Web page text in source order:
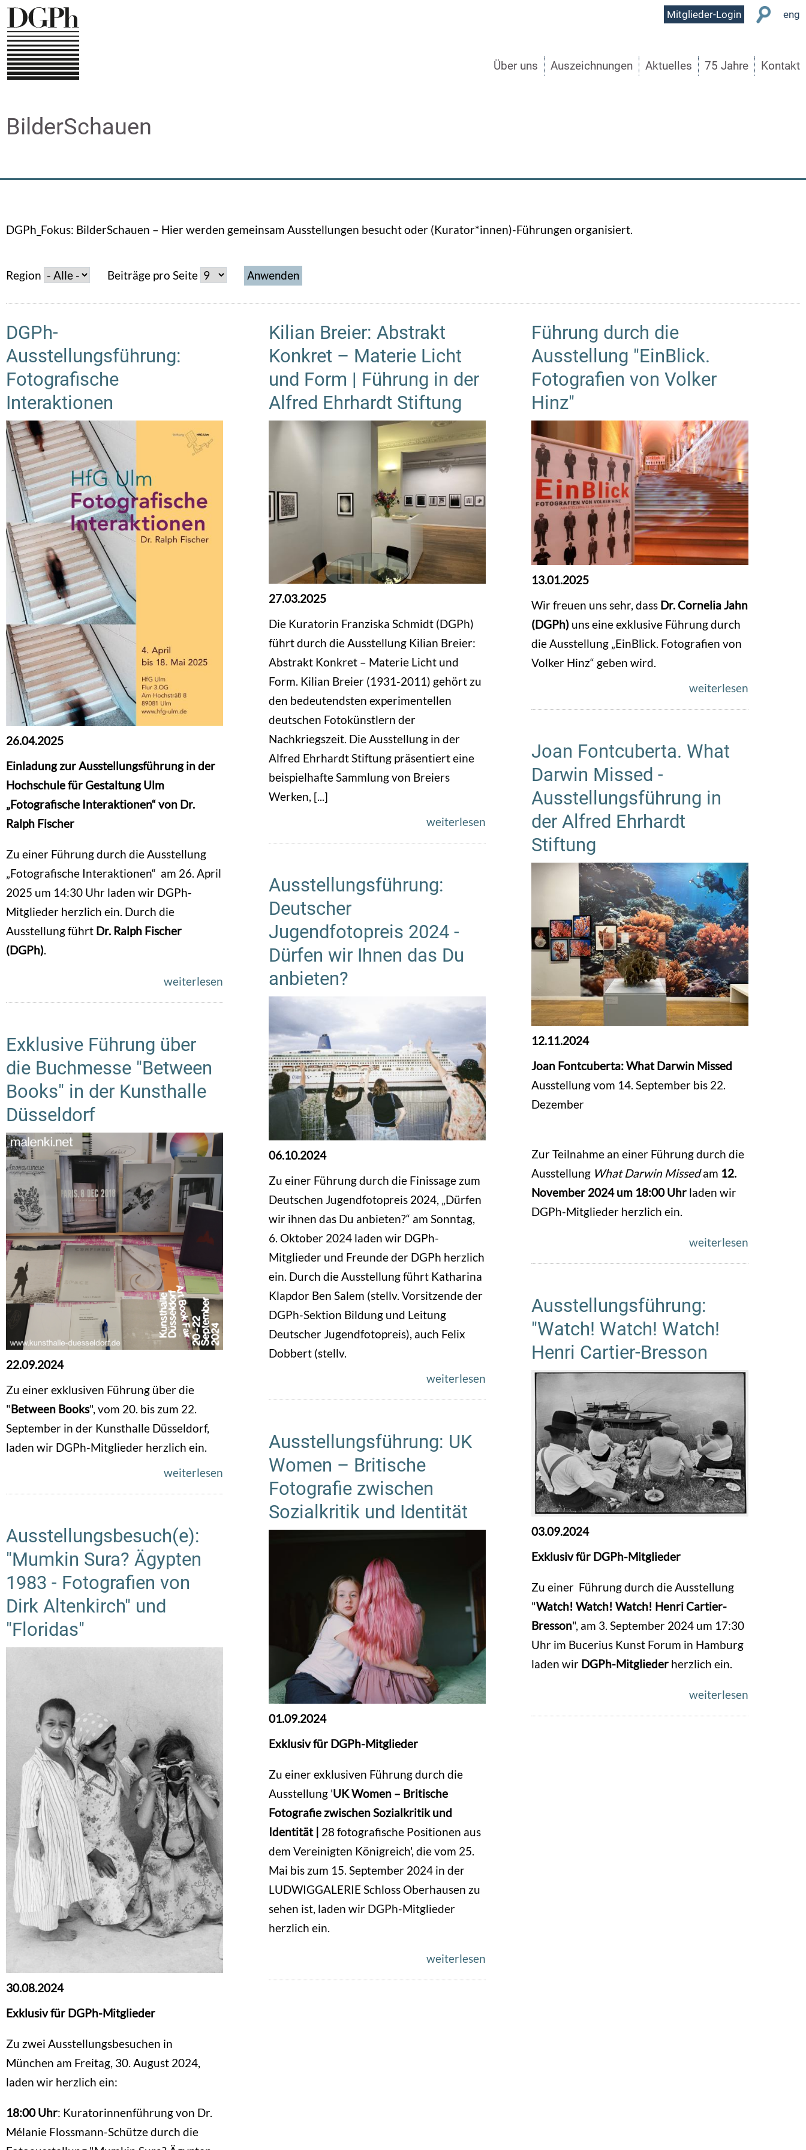
Direkt
zum
Inhalt
User
Mitglieder-Login eng
Über uns Auszeichnungen Aktuelles 75 Jahre Kontakt
BilderSchauen
DGPh_Fokus: BilderSchauen – Hier werden gemeinsam Ausstellungen besucht oder (Kurator*innen)-Führungen organisiert.
Region Beiträge pro Seite
DGPh-
Ausstellungsführung:
Fotografische
Interaktionen
26.04.2025
Einladung zur Ausstellungsführung in der
Hochschule für Gestaltung Ulm
„Fotografische Interaktionen“ von Dr.
Ralph Fischer
Zu einer Führung durch die Ausstellung
„Fotografische Interaktionen“ am 26. April
2025 um 14:30 Uhr laden wir DGPh-
Mitglieder herzlich ein. Durch die
Ausstellung führt Dr. Ralph Fischer
(DGPh).
weiterlesen
Kilian Breier: Abstrakt
Konkret – Materie Licht
und Form | Führung in der
Alfred Ehrhardt Stiftung
27.03.2025
Die Kuratorin Franziska Schmidt (DGPh)
führt durch die Ausstellung Kilian Breier:
Abstrakt Konkret – Materie Licht und
Form. Kilian Breier (1931-2011) gehört zu
den bedeutendsten experimentellen
deutschen Fotokünstlern der
Nachkriegszeit. Die Ausstellung in der
Alfred Ehrhardt Stiftung präsentiert eine
beispielhafte Sammlung von Breiers
Werken, [...]
weiterlesen
Führung durch die
Ausstellung "EinBlick.
Fotografien von Volker
Hinz"
13.01.2025
Wir freuen uns sehr, dass Dr. Cornelia Jahn
(DGPh) uns eine exklusive Führung durch
die Ausstellung „EinBlick. Fotografien von
Volker Hinz“ geben wird.
weiterlesen
Joan Fontcuberta. What
Darwin Missed -
Ausstellungsführung in
der Alfred Ehrhardt
Stiftung
12.11.2024
Joan Fontcuberta: What Darwin Missed
Ausstellung vom 14. September bis 22.
Dezember
Zur Teilnahme an einer Führung durch die
Ausstellung What Darwin Missedam 12.
November 2024 um 18:00 Uhrladen wir
DGPh-Mitglieder herzlich ein.
weiterlesen
Ausstellungsführung:
Deutscher
Jugendfotopreis 2024 -
Dürfen wir Ihnen das Du
anbieten?
06.10.2024
Zu einer Führung durch die Finissage zum
Deutschen Jugendfotopreis 2024, „Dürfen
wir ihnen das Du anbieten?“ am Sonntag,
6. Oktober 2024 laden wir DGPh-
Mitglieder und Freunde der DGPh herzlich
ein. Durch die Ausstellung führt Katharina
Klapdor Ben Salem (stellv. Vorsitzende der
DGPh-Sektion Bildung und Leitung
Deutscher Jugendfotopreis), auch Felix
Dobbert (stellv.
weiterlesen
Exklusive Führung über
die Buchmesse "Between
Books" in der Kunsthalle
Düsseldorf
22.09.2024
Zu einer exklusiven Führung über die
"Between Books", vom 20. bis zum 22.
September in der Kunsthalle Düsseldorf,
laden wir DGPh-Mitglieder herzlich ein.
weiterlesen
Ausstellungsführung:
"Watch! Watch! Watch!
Henri Cartier-Bresson
03.09.2024
Exklusiv für DGPh-Mitglieder
Zu einer Führung durch die Ausstellung
"Watch! Watch! Watch! Henri Cartier-
Bresson", am 3. September 2024 um 17:30
Uhr im Bucerius Kunst Forum in Hamburg
laden wir DGPh-Mitglieder herzlich ein.
weiterlesen
Ausstellungsführung: UK
Women – Britische
Fotografie zwischen
Sozialkritik und Identität
01.09.2024
Exklusiv für DGPh-Mitglieder
Zu einer exklusiven Führung durch die
Ausstellung 'UK Women – Britische
Fotografie zwischen Sozialkritik und
Identität | 28 fotografische Positionen aus
dem Vereinigten Königreich', die vom 25.
Mai bis zum 15. September 2024 in der
LUDWIGGALERIE Schloss Oberhausen zu
sehen ist, laden wir DGPh-Mitglieder
herzlich ein.
weiterlesen
Ausstellungsbesuch(e):
"Mumkin Sura? Ägypten
1983 - Fotografien von
Dirk Altenkirch" und
"Floridas"
30.08.2024
Exklusiv für DGPh-Mitglieder
Zu zwei Ausstellungsbesuchen in
München am Freitag, 30. August 2024,
laden wir herzlich ein:
18:00 Uhr: Kuratorinnenführung von Dr.
Mélanie Flossmann-Schütze durch die